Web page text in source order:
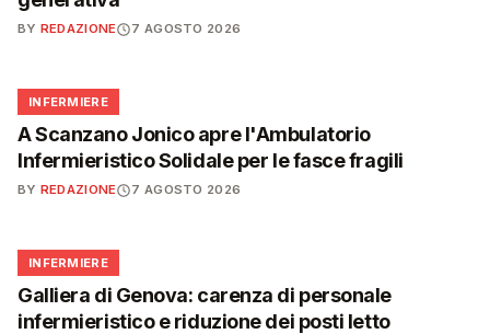
BY REDAZIONE 7 AGOSTO 2026
🩺
INFERMIERE
A Scanzano Jonico apre l'Ambulatorio
Infermieristico Solidale per le fasce fragili
BY REDAZIONE 7 AGOSTO 2026
🩺
INFERMIERE
Galliera di Genova: carenza di personale
infermieristico e riduzione dei posti letto